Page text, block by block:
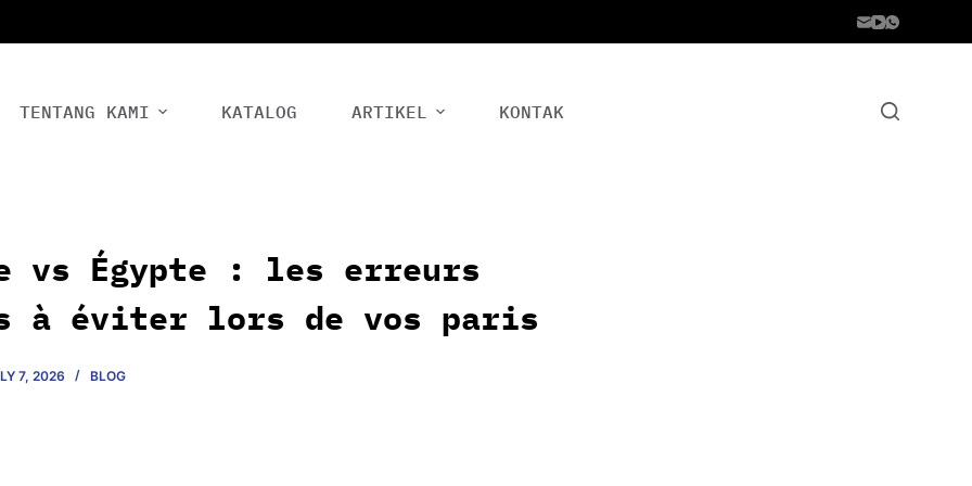
TENTANG KAMI KATALOG ARTIKEL KONTAK
vs Égypte : les erreurs
à éviter lors de vos paris
7, 2026 BLOG